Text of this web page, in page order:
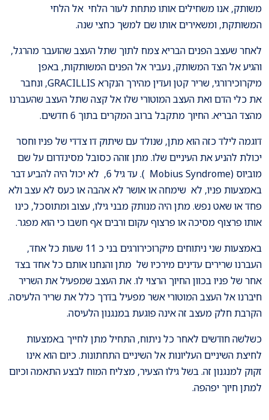
משותק, אנו משחילים אותו מתחת לעור הלחי אל הלחי
המשותקת, ומשאירים אותו שם למשך כחצי שנה.
לאחר שעצב הפנים הבריא צמח לתוך שתל העצב שהועבר מהרגל,
והגיע אל הצד המשותק, נעביר אל הפנים המשותקות, באפן
מיקרוכירורגי, שריר קטן ועדין מהירך הנקרא GRACILLIS, ונחבר
את כלי הדם ואת העצב המוטורי שלו אל קצה שתל העצב שהעברנו
מהצד הבריא. החיוך מתקבל ברוב המקרים בתוך 6 חדשים.
דוגמה לילד כזה הוא מתן, שנולד עם שיתוק דו צדדי של פניו וחסר
יכולת להניע את העיניים שלו. מתן זוהה כסובל מסינדרום על שם
מוביוס (Mobius Syndrome ). עד גיל 6, לא יכול היה להביע דבר
באמצעות פניו, לא שימחה או אושר לא אהבה או כעס לא עצב ולא
פחד או שאט נפש. מתן היה מנותק מבני גילו, עצוב ומתוסכל, כינו
אותו פרצוף מסיכה או פרצוף עקום ורבים אף חשבו כי הוא מפגר.
באמצעות שני ניתוחים מיקרוכירורגים בני כ 11 שעות כל אחד,
העברנו שרירים עדינים מירכיו של מתן והנחנו אותם כל אחד בצד
אחר של פניו בכוון החיוך הרצוי לו. את העצב שמפעיל את השריר
חיברנו אל העצב המוטורי אשר מפעיל בדרך כלל את שריר הלעיסה.
הקרבת חלק מעצב זה אינה פוגעת במנגנון הלעיסה.
כשלשה חודשים לאחר כל ניתוח, התחיל מתן לחייך באמצעות
לחיצת השיניים העליונות אל השיניים התחתונות. כיום הוא אינו
זקוק למנגנון זה. בשל גילו הצעיר, מצליח המוח לבצע התאמה וכיום
למתן חיוך יפהפה.